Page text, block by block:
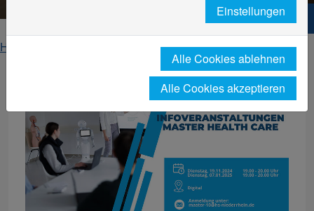
Hochschule Niederrhein. Dein Weg.
Home
Veranstaltungen
Einstellungen
Alle Cookies ablehnen
Alle Cookies akzeptieren